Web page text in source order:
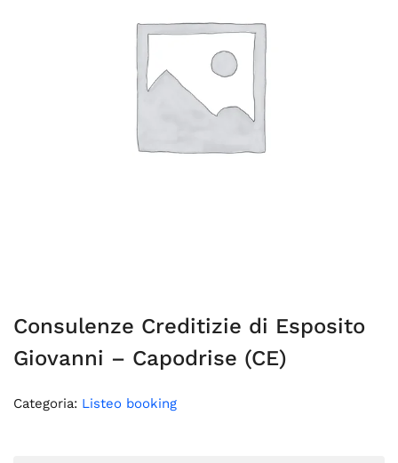
Consulenze Creditizie di Esposito
Giovanni – Capodrise (CE)
Categoria: Listeo booking